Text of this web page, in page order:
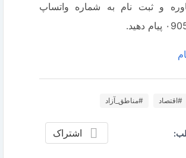
و ثبت نام به شماره واتساپ
دهید.
#اقتصاد #مناطق_آزاد
اشتراک